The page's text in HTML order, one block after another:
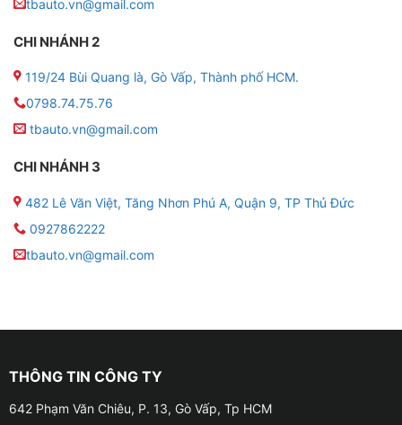
✤ Độ trần sao xe ô tô không có mùi khó chịu hay ảnh
hưởng gì đến sức khỏe của người ngồi trong xe.
✤ Màu sắc của trần sao cực kỳ đa dạng, đẹp mắt và
hiện đại.
tbauto.vn@gmail.com
CHI NHÁNH 2
119/24 Bùi Quang là, Gò Vấp, Thành phố HCM.
0798.74.75.76
tbauto.vn@gmail.com
CHI NHÁNH 3
482 Lê Văn Việt, Tăng Nhơn Phú A, Quận 9, TP Thủ Đức
0927862222
tbauto.vn@gmail.com
THÔNG TIN CÔNG TY
642 Phạm Văn Chiêu, P. 13, Gò Vấp, Tp HCM